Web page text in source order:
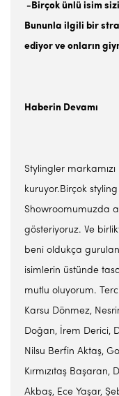
-Birçok ünlü isim
Bununla ilgili bir
ediyor ve onların
Haberin Devamı
Stylingler
kuruyor.Birçok
Showroomumuzda
gösteriyoruz. Ve
beni oldukça
isimlerin üstünde
mutlu oluyorum.
Karsu Dönmez,
Doğan, İrem Derici,
Nilsu Berfin Aktaş,
Kırmızıtaş
Akbaş, Ece Yaşar,